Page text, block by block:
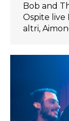
Bob and
Ospite live
altri,